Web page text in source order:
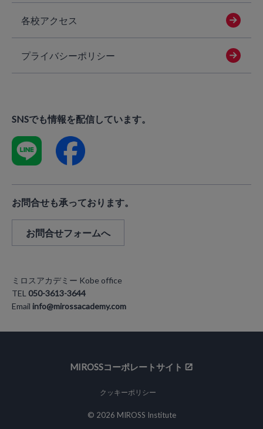
各校アクセス
プライバシーポリシー
SNSでも情報を配信しています。
お問合せも承っております。
お問合せフォームへ
ミロスアカデミー Kobe office
TEL 050-3613-3644
Emailinfo@mirossacademy.com
MIROSSコーポレートサイト
クッキーポリシー
© 2026 MIROSS Institute